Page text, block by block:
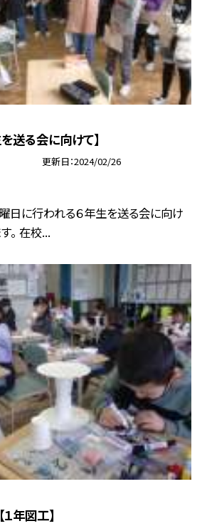
送る会に向けて】
更新日 2024/02/26
日に行われる６年生を送る会に向け
。 在校...
年図工】